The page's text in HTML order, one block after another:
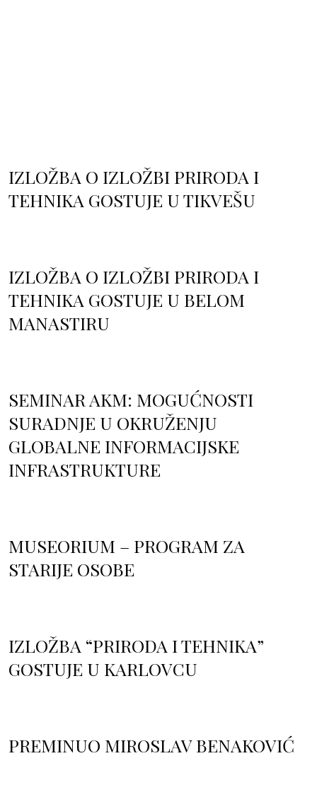
IZLOŽBA O IZLOŽBI PRIRODA I
TEHNIKA GOSTUJE U TIKVEŠU
IZLOŽBA O IZLOŽBI PRIRODA I
TEHNIKA GOSTUJE U BELOM
MANASTIRU
SEMINAR AKM: MOGUĆNOSTI
SURADNJE U OKRUŽENJU
GLOBALNE INFORMACIJSKE
INFRASTRUKTURE
MUSEORIUM – PROGRAM ZA
STARIJE OSOBE
IZLOŽBA “PRIRODA I TEHNIKA”
GOSTUJE U KARLOVCU
PREMINUO MIROSLAV BENAKOVIĆ